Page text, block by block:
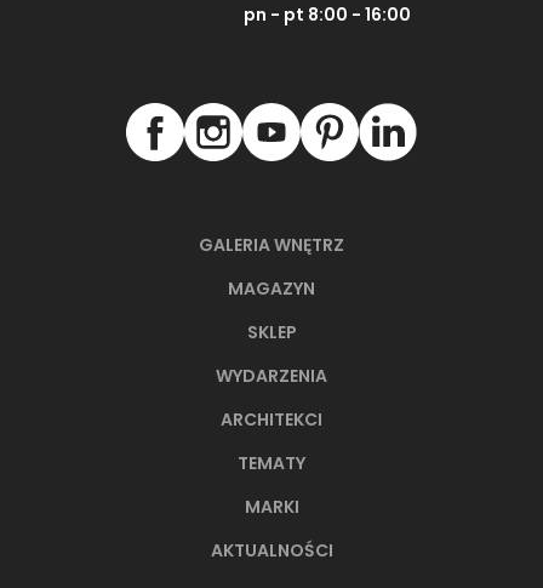
GALERIA WNĘTRZ
MAGAZYN
SKLEP
WYDARZENIA
ARCHITEKCI
TEMATY
MARKI
AKTUALNOŚCI
pn - pt 8:00 - 16:00